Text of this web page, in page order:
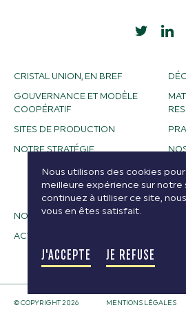
CRISTAL UNION, EN BREF
GOUVERNANCE ET MODÈLE
COOPÉRATIF
SITES DE PRODUCTION
NOTRE STRATÉGIE
NOS MÉTIERS
ACTUALITÉS
© COPYRIGHT 2026 MENTIONS LÉGALES
Nous utilisons des cookies
meilleure expérience sur notre
continuez à utiliser ce site,
vous en êtes satisfait.
J'ACCEPTE JE REFUSE